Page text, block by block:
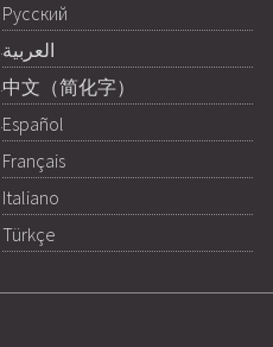
Русский
العربية
中文（简化字）
Español
Français
Italiano
Türkçe